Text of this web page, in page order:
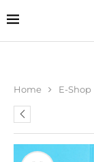
Home E-Shop